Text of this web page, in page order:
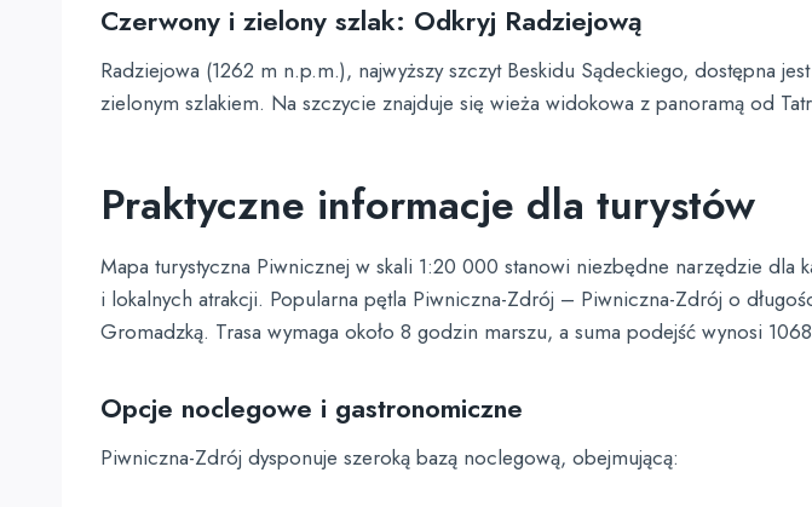
Czerwony i zielony szlak: Odkryj Radziejową
Radziejowa (1262 m n.p.m.), najwyższy szczyt Beskidu Sądeckiego, dostępna
zielonym szlakiem. Na szczycie znajduje się wieża widokowa z panoramą od
Praktyczne informacje dla turystów
Mapa turystyczna Piwnicznej w skali 1:20 000 stanowi niezbędne narzędzie
i lokalnych atrakcji. Popularna pętla Piwniczna-Zdrój – Piwniczna-Zdrój o
Gromadzką. Trasa wymaga około 8 godzin marszu, a suma podejść wynosi
Opcje noclegowe i gastronomiczne
Piwniczna-Zdrój dysponuje szeroką bazą noclegową, obejmującą: